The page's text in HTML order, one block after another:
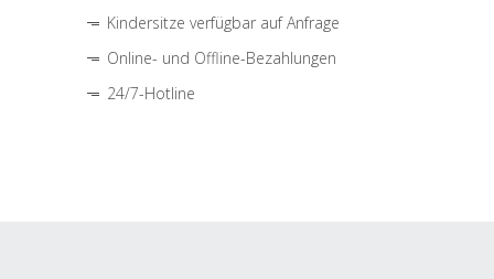
Kindersitze verfügbar auf Anfrage
Online- und Offline-Bezahlungen
24/7-Hotline